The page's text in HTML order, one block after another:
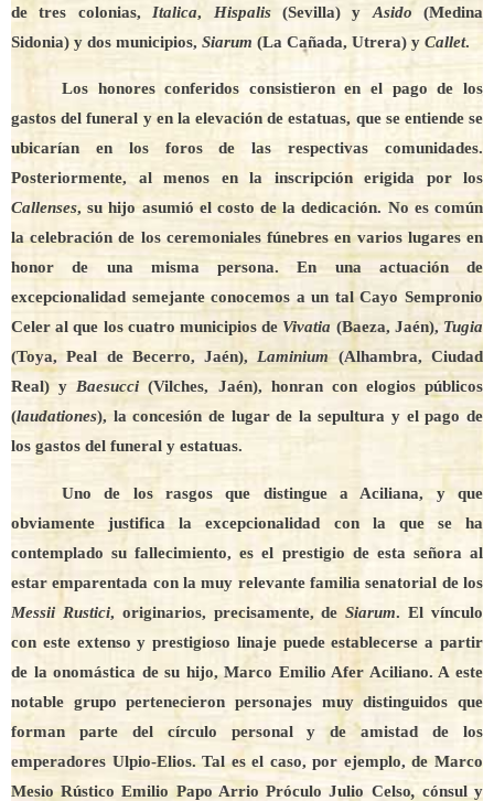
de tres colonias, Italica, Hispalis(Sevilla) y Asido (Medina
Sidonia) y dos municipios, Siarum (La Cañada, Utrera) y Callet.
Los honores conferidos consistieron en el pago de los
gastos del funeral y en la elevación de estatuas, que se entiende se
ubicarían en los foros de las respectivas comunidades.
Posteriormente, al menos en la inscripción erigida por los
Callenses, su hijo asumió el costo de la dedicación. No es común
la celebración de los ceremoniales fúnebres en varios lugares en
honor de una misma persona. En una actuación de
excepcionalidad semejante conocemos a un tal Cayo Sempronio
Celer al que los cuatro municipios de Vivatia (Baeza, Jaén),Tugia
(Toya, Peal de Becerro, Jaén), Laminium(Alhambra, Ciudad
Real) y Baesucci (Vilches, Jaén), honran con elogios públicos
(laudationes), la concesión de lugar de la sepultura y el pago de
los gastos del funeral y estatuas.
Uno de los rasgos que distingue a Aciliana, y que
obviamente justifica la excepcionalidad con la que se ha
contemplado su fallecimiento, es el prestigio de esta señora al
estar emparentada con la muy relevante familia senatorial de los
Messii Rustici, originarios, precisamente, deSiarum. El vínculo
con este extenso y prestigioso linaje puede establecerse a partir
de la onomástica de su hijo, Marco Emilio Afer Aciliano. A este
notable grupo pertenecieron personajes muy distinguidos que
forman parte del círculo personal y de amistad de los
emperadores Ulpio-Elios. Tal es el caso, por ejemplo, de Marco
Mesio Rústico Emilio Papo Arrio Próculo Julio Celso, cónsul y